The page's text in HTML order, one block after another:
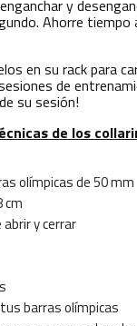
y
Ahorre tiempo
en su rack para
de
su sesión!
de los
olímpicas de 50 mm
cm
y cerrar
barras olímpicas